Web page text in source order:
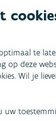
Bekijk het
te
deze
Wil je